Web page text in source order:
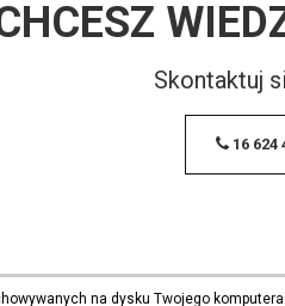
Skontaktuj
16 624
na dysku Twojego